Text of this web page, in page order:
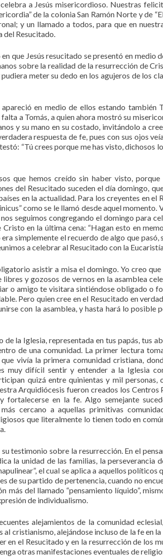
a Jesús misericordioso. Nuestras
de la colonia San Ramón Norte y de
y un llamado a todos, para que en
del Resucitado.
que Jesús resucitado se presentó en medio
sobre la realidad de la resurrección de
meter su dedo en los agujeros de los
en medio de ellos estando también
a Tomás, a quien ahora mostró su
y su mano en su costado, invitándolo a
respuesta de fe, pues con sus ojos
“Tú crees porque me has visto, dichosos
que hemos creído sin haber visto,
del Resucitado suceden el día domingo,
en la actualidad. Para los creyentes en el
como se le llamó desde aquel momento.
seguimos congregando el domingo para
en la última cena: “Hagan esto en
simplemente el recuerdo de algo que
a celebrar al Resucitado con la
asistir a misa el domingo. Yo creo que
y gozosos de vernos en la asamblea
o amigo te visitara sintiéndose obligado o
Pero quien cree en el Resucitado en
con la asamblea, y hasta hará lo posible
la Iglesia, representada en tus papás, tus
de una comunidad. La primer lectura
vivía la primera comunidad cristiana,
muy difícil sentir y entender a la Iglesia
quizá entre quinientas y mil personas,
Arquidiócesis fueron creados los Centros
fortalecerse en la fe. Algo semejante
cercano a aquellas primitivas
que literalmente lo tienen todo en
testimonio sobre la resurrección. En el
la unidad de las familias, la perseverancia
el cual se aplica a aquellos políticos
de su partido de pertenencia, cuando no
más del llamado “pensamiento líquido”,
de individualismo.
alejamientos de la comunidad
cristianismo, alejándose incluso de la fe en
en el Resucitado y en la resurrección de los
otras manifestaciones eventuales de